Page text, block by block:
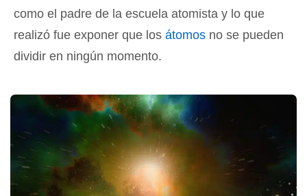
como el padre de la escuela atomista y lo que
realizó fue exponer que los átomos no se pueden
dividir en ningún momento.